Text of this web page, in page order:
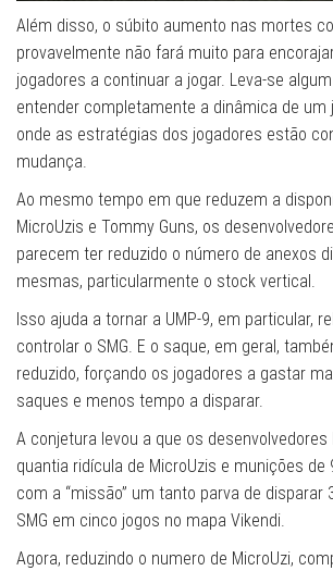
Além disso, o súbito aumento nas mortes
provavelmente não fará muito para
jogadores a continuar a jogar. Leva-se
entender completamente a dinâmica de um
onde as estratégias dos jogadores estão
mudança.
Ao mesmo tempo em que reduzem a
MicroUzis e Tommy Guns, os
parecem ter reduzido o número de anexos
mesmas, particularmente o stock vertical.
Isso ajuda a tornar a UMP-9, em particular,
controlar o SMG. E o saque, em geral,
reduzido, forçando os jogadores a gastar
saques e menos tempo a disparar.
A conjetura levou a que os
quantia ridícula de MicroUzis e munições
com a “missão” um tanto parva de disparar
SMG em cinco jogos no mapa Vikendi.
Agora, reduzindo o numero de MicroUzi,